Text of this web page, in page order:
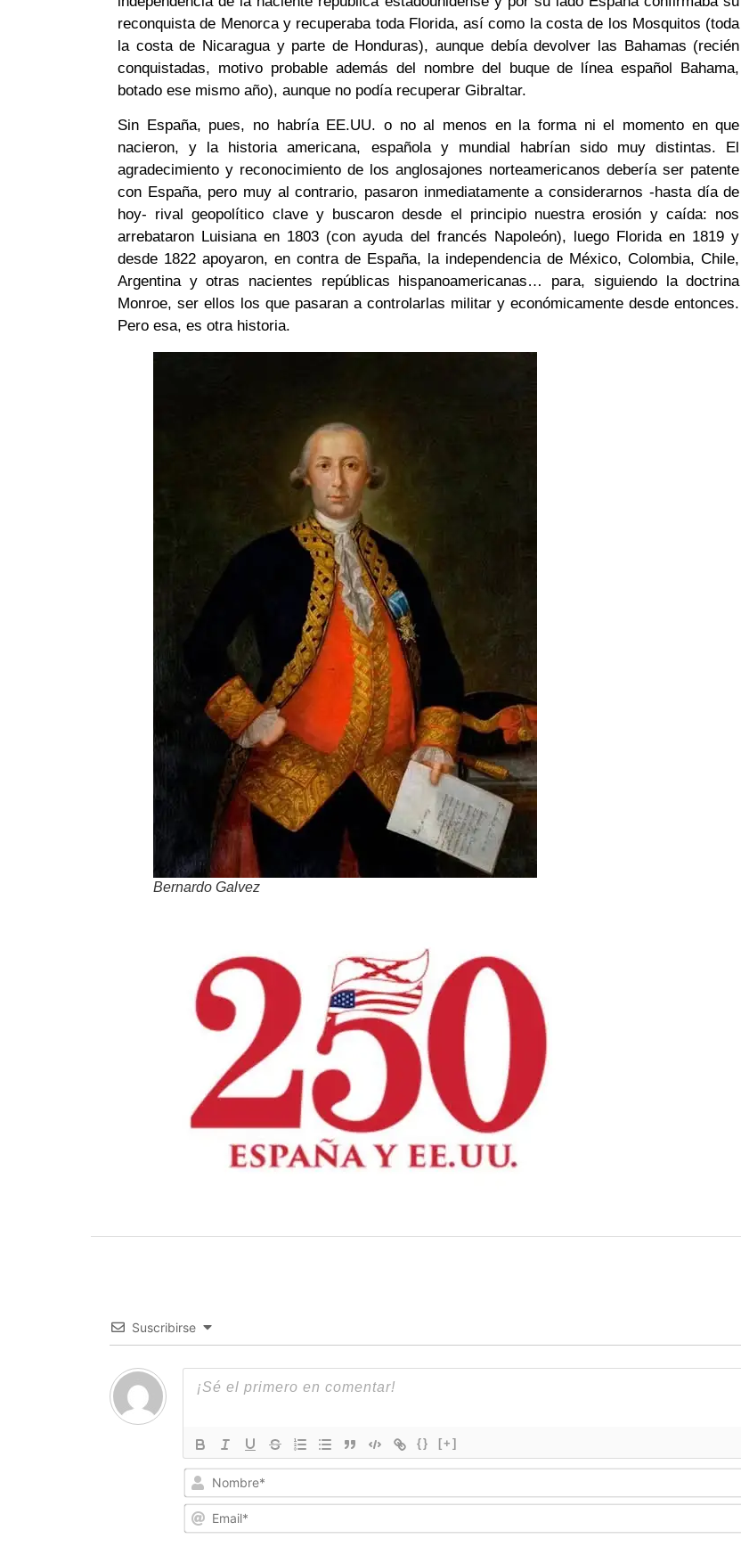
reconquista de Menorca y recuperaba toda Florida, así como la costa de los Mosquitos (toda
la costa de Nicaragua y parte de Honduras), aunque debía devolver las Bahamas (recién
conquistadas, motivo probable además del nombre del buque de línea español Bahama,
botado ese mismo año), aunque no podía recuperar Gibraltar.
Sin España, pues, no habría EE.UU. o no al menos en la forma ni el momento en que
nacieron, y la historia americana, española y mundial habrían sido muy distintas. El
agradecimiento y reconocimiento de los anglosajones norteamericanos debería ser patente
con España, pero muy al contrario, pasaron inmediatamente a considerarnos -hasta día de
hoy- rival geopolítico clave y buscaron desde el principio nuestra erosión y caída: nos
arrebataron Luisiana en 1803 (con ayuda del francés Napoleón), luego Florida en 1819 y
desde 1822 apoyaron, en contra de España, la independencia de México, Colombia, Chile,
Argentina y otras nacientes repúblicas hispanoamericanas… para, siguiendo la doctrina
Monroe, ser ellos los que pasaran a controlarlas militar y económicamente desde entonces.
Pero esa, es otra historia.
Bernardo Galvez
Suscribirse
{} [+]